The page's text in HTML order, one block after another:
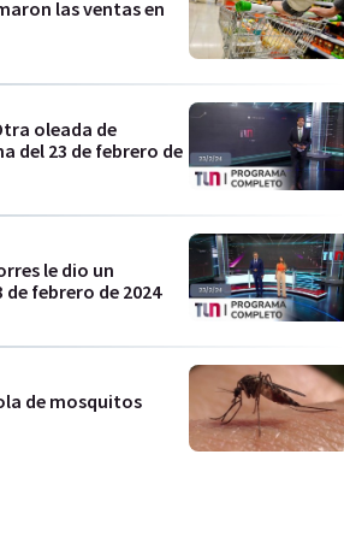
las ventas en
oleada de
del 23 de febrero de
le dio un
febrero de 2024
de mosquitos